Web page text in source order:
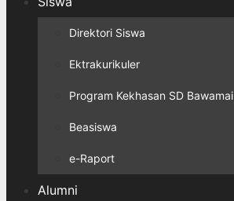
Direktori Siswa
Ektrakurikuler
Program Kekhasan SD Bawamai
Beasiswa
e-Raport
Alumni